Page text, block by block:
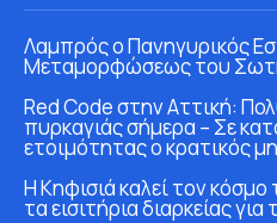
Λαμπρός ο Πανηγυρικός
Μεταμορφώσεως του
Red Code στην Αττική:
πυρκαγιάς σήμερα – Σε
ετοιμότητας ο κρατικός
Η Κηφισιά καλεί τον
τα εισιτήρια διαρκείας